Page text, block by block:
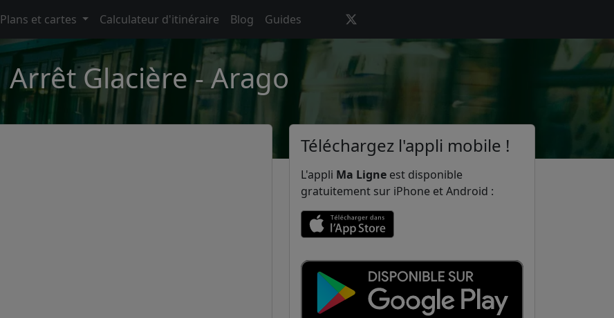
Plans et cartes Calculateur d'itinéraire Blog Guides
Arrêt Glacière - Arago
Téléchargez l'appli mobile !
L'appli Ma Ligne est disponible
gratuitement sur iPhone et Android :